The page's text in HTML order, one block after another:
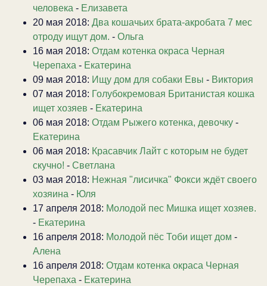
человека - Елизавета
20 мая 2018: Два кошачьих брата-акробата 7 мес
отроду ищут дом. - Ольга
16 мая 2018: Отдам котенка окраса Черная
Черепаха - Екатерина
09 мая 2018: Ищу дом для собаки Евы - Виктория
07 мая 2018: Голубокремовая Британистая кошка
ищет хозяев - Екатерина
06 мая 2018: Отдам Рыжего котенка, девочку -
Екатерина
06 мая 2018: Красавчик Лайт с которым не будет
скучно! - Светлана
03 мая 2018: Нежная "лисичка" Фокси ждёт своего
хозяина - Юля
17 апреля 2018: Молодой пес Мишка ищет хозяев.
- Екатерина
16 апреля 2018: Молодой пёс Тоби ищет дом -
Алена
16 апреля 2018: Отдам котенка окраса Черная
Черепаха - Екатерина